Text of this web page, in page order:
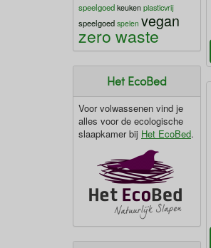
speelgoed keuken plasticvrij
speelgoed spelen vegan
zero waste
Het EcoBed
Voor volwassenen vind je
alles voor de ecologische
slaapkamer bij Het EcoBed.